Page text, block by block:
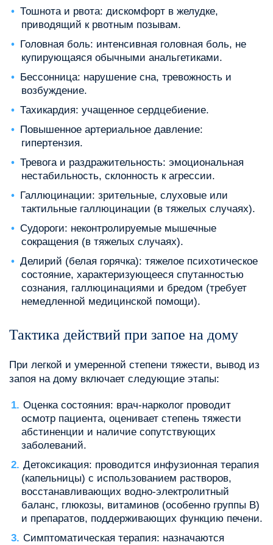
Тошнота и рвота: дискомфорт в желудке,
приводящий к рвотным позывам.
Головная боль: интенсивная головная боль, не
купирующаяся обычными анальгетиками.
Бессонница: нарушение сна, тревожность и
возбуждение.
Тахикардия: учащенное сердцебиение.
Повышенное артериальное давление:
гипертензия.
Тревога и раздражительность: эмоциональная
нестабильность, склонность к агрессии.
Галлюцинации: зрительные, слуховые или
тактильные галлюцинации (в тяжелых случаях).
Судороги: неконтролируемые мышечные
сокращения (в тяжелых случаях).
Делирий (белая горячка): тяжелое психотическое
состояние, характеризующееся спутанностью
сознания, галлюцинациями и бредом (требует
немедленной медицинской помощи).
Тактика действий при запое на дому
При легкой и умеренной степени тяжести, вывод из
запоя на дому включает следующие этапы:
Оценка состояния: врач-нарколог проводит
осмотр пациента, оценивает степень тяжести
абстиненции и наличие сопутствующих
заболеваний.
Детоксикация: проводится инфузионная терапия
(капельницы) с использованием растворов,
восстанавливающих водно-электролитный
баланс, глюкозы, витаминов (особенно группы B)
и препаратов, поддерживающих функцию печени.
Симптоматическая терапия: назначаются